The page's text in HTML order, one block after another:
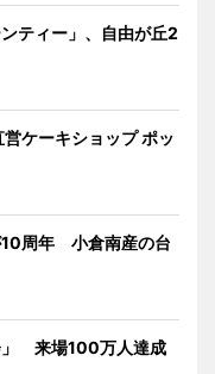
ティー」、自由が丘2
ケーキショップ ポッ
10周年 小倉南産の台
」 来場100万人達成